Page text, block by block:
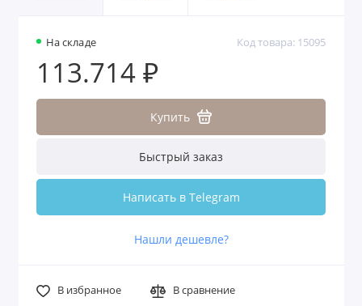
На складе Код товара: 15095
113.714 ₽
Купить
Быстрый заказ
Написать в Telegram
Нашли дешевле?
В избранное В сравнение